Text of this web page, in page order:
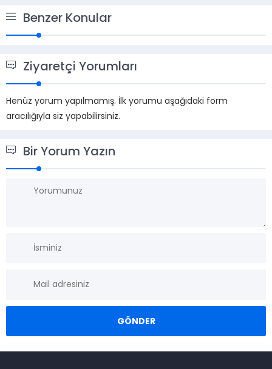
Benzer Konular
Ziyaretçi Yorumları
Henüz yorum yapılmamış. İlk yorumu aşağıdaki form
aracılığıyla siz yapabilirsiniz.
Bir Yorum Yazın